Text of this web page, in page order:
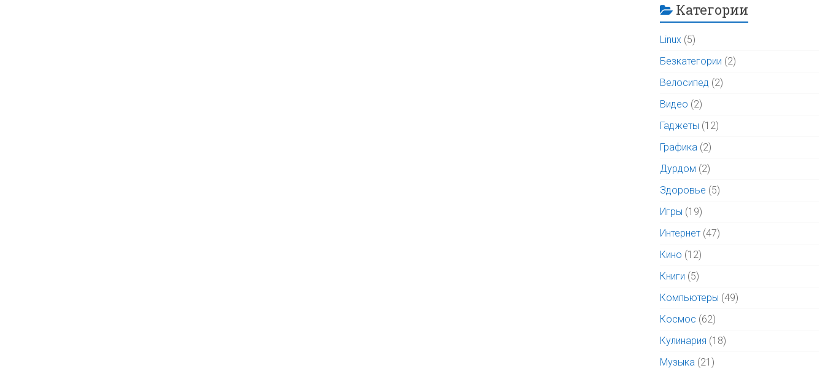
Категории
Linux (5)
Безкатегории (2)
Велосипед (2)
Видео (2)
Гаджеты (12)
Графика (2)
Дурдом (2)
Здоровье (5)
Игры (19)
Интернет (47)
Кино (12)
Книги (5)
Компьютеры (49)
Космос (62)
Кулинария (18)
Музыка (21)